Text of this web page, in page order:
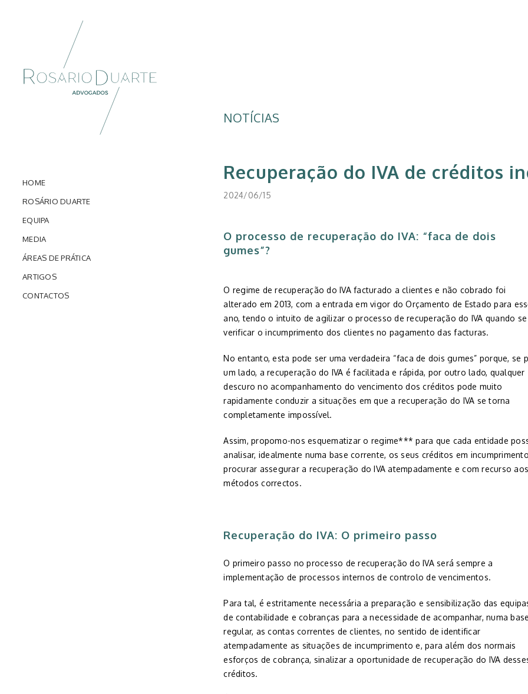
HOME
ROSÁRIO DUARTE
EQUIPA
MEDIA
ÁREAS DE PRÁTICA
ARTIGOS
CONTACTOS
NOTÍCIAS
Recuperação do IVA de créditos
2024/06/15
O processo de recuperação do IVA: “faca de dois
gumes”?
O regime de recuperação do IVA facturado a clientes e não cobrado foi
alterado em 2013, com a entrada em vigor do Orçamento de Estado para
ano, tendo o intuito de agilizar o processo de recuperação do IVA quando se
verificar o incumprimento dos clientes no pagamento das facturas.
No entanto, esta pode ser uma verdadeira “faca de dois gumes” porque, se
um lado, a recuperação do IVA é facilitada e rápida, por outro lado, qualquer
descuro no acompanhamento do vencimento dos créditos pode muito
rapidamente conduzir a situações em que a recuperação do IVA se torna
completamente impossível.
Assim, propomo-nos esquematizar o regime*** para que cada entidade
analisar, idealmente numa base corrente, os seus créditos em
procurar assegurar a recuperação do IVA atempadamente e com recurso aos
métodos correctos.
Recuperação do IVA: O primeiro passo
O primeiro passo no processo de recuperação do IVA será sempre a
implementação de processos internos de controlo de vencimentos.
Para tal, é estritamente necessária a preparação e sensibilização das
de contabilidade e cobranças para a necessidade de acompanhar, numa base
regular, as contas correntes de clientes, no sentido de identificar
atempadamente as situações de incumprimento e, para além dos normais
esforços de cobrança, sinalizar a oportunidade de recuperação do IVA
créditos.